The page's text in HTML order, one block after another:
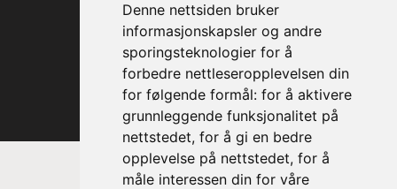
Denne nettsiden bruker
informasjonskapsler og andre
sporingsteknologier for å
forbedre nettleseropplevelsen din
for følgende formål: for å aktivere
grunnleggende funksjonalitet på
nettstedet, for å gi en bedre
opplevelse på nettstedet, for å
måle interessen din for våre